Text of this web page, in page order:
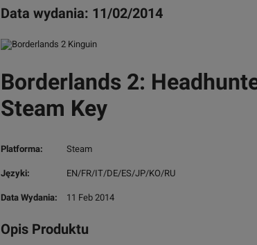
Data wydania: 11/02/2014
Borderlands 2:
Steam Key
Platforma: Steam
Języki: EN/FR/IT/DE/ES/JP/KO/RU
Data Wydania: 11 Feb 2014
Opis Produktu